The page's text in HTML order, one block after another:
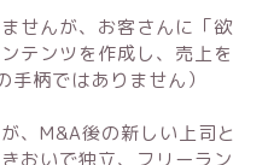
せんが、お客さんに「欲
テンツを作成し、売上を
柄ではありません）
、M&A後の新しい上司と
おいで独立、フリーラン